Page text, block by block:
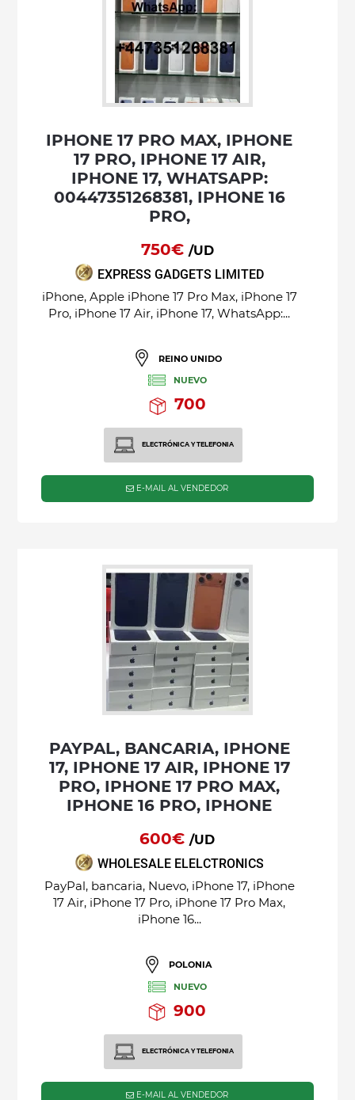
IPHONE 17 PRO MAX, IPHONE
17 PRO, IPHONE 17 AIR,
IPHONE 17, WHATSAPP:
00447351268381, IPHONE 16
PRO,
750€ /UD
EXPRESS GADGETS LIMITED
iPhone, Apple iPhone 17 Pro Max, iPhone 17
Pro, iPhone 17 Air, iPhone 17, WhatsApp:...
REINO UNIDO
NUEVO
700
ELECTRÓNICA Y TELEFONIA
E-MAIL AL VENDEDOR
PAYPAL, BANCARIA, IPHONE
17, IPHONE 17 AIR, IPHONE 17
PRO, IPHONE 17 PRO MAX,
IPHONE 16 PRO, IPHONE
600€/UD
WHOLESALE ELELCTRONICS
PayPal, bancaria, Nuevo, iPhone 17, iPhone
17 Air, iPhone 17 Pro, iPhone 17 Pro Max,
iPhone 16...
POLONIA
NUEVO
900
ELECTRÓNICA Y TELEFONIA
E-MAIL AL VENDEDOR